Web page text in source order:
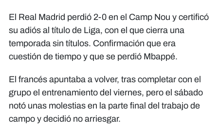
El Real Madrid perdió 2-0 en el Camp Nou y certificó
su adiós al título de Liga, con el que cierra una
temporada sin títulos. Confirmación que era
cuestión de tiempo y que se perdió Mbappé.
El francés apuntaba a volver, tras completar con el
grupo el entrenamiento del viernes, pero el sábado
notó unas molestias en la parte final del trabajo de
campo y decidió no arriesgar.